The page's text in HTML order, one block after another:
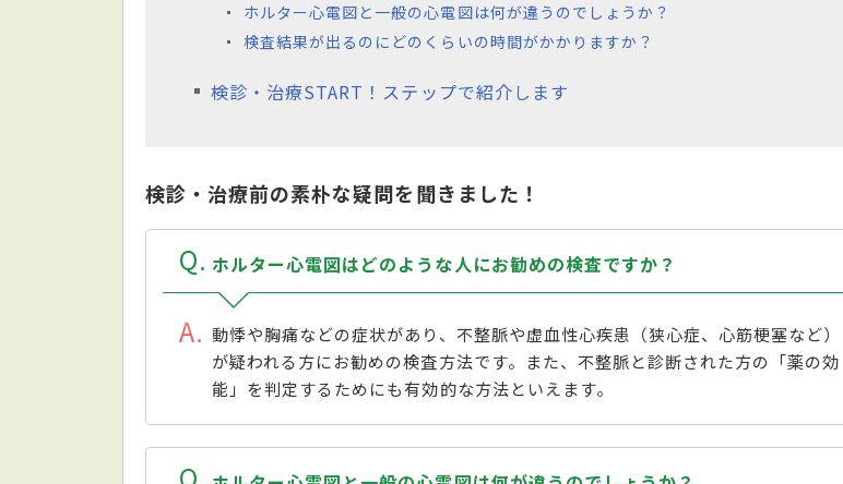
ホルター心電図と一般の心電図は何が違うのでしょうか？
検査結果が出るのにどのくらいの時間がかかりますか？
検診・治療START！ステップで紹介します
検診・治療前の素朴な疑問を聞きました！
Q ホルター心電図はどのような人にお勧めの検査ですか？
A
動悸や胸痛などの症状があり、不整脈や虚血性心疾患（狭心症、心筋梗塞など）
が疑われる方にお勧めの検査方法です。また、不整脈と診断された方の「薬の効
能」を判定するためにも有効的な方法といえます。